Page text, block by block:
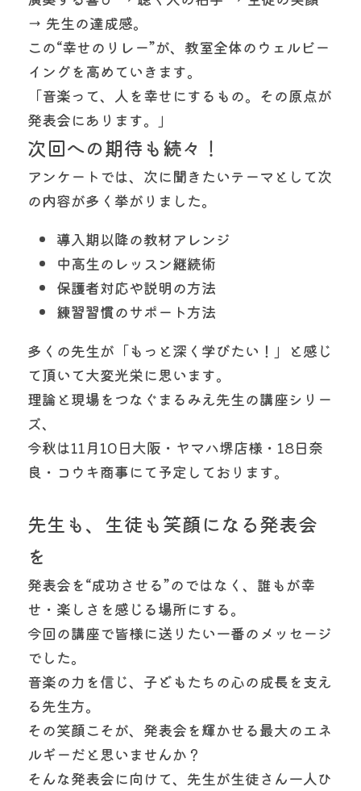
→ 先生の達成感。
この“幸せのリレー”が、教室全体のウェルビー
イングを高めていきます。
「音楽って、人を幸せにするもの。その原点が
発表会にあります。」
次回への期待も続々！
アンケートでは、次に聞きたいテーマとして次
の内容が多く挙がりました。
導入期以降の教材アレンジ
中高生のレッスン継続術
保護者対応や説明の方法
練習習慣のサポート方法
多くの先生が「もっと深く学びたい！」と感じ
て頂いて大変光栄に思います。
理論と現場をつなぐまるみえ先生の講座シリー
ズ、
今秋は11月10日大阪・ヤマハ堺店様・18日奈
良・コウキ商事にて予定しております。
先生も、生徒も笑顔になる発表会
を
発表会を“成功させる”のではなく、誰もが幸
せ・楽しさを感じる場所にする。
今回の講座で皆様に送りたい一番のメッセージ
でした。
音楽の力を信じ、子どもたちの心の成長を支え
る先生方。
その笑顔こそが、発表会を輝かせる最大のエネ
ルギーだと思いませんか？
そんな発表会に向けて、先生が生徒さん一人ひ